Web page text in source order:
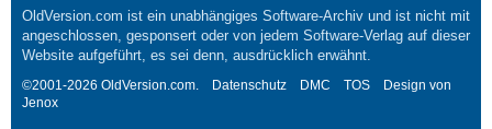
OldVersion.com ist ein unabhängiges Software-Archiv und ist nicht mit
angeschlossen, gesponsert oder von jedem Software-Verlag auf dieser
Website aufgeführt, es sei denn, ausdrücklich erwähnt.
©2001-2026 OldVersion.com. Datenschutz DMC TOS
Design von
Jenox